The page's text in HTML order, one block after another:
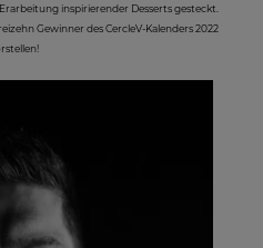
inspirierender Desserts gesteckt.
Gewinner des CercleV-Kalenders 2022